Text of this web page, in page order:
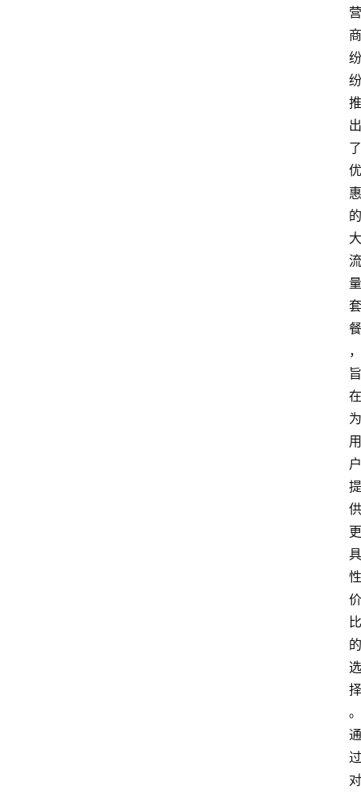
营
商
纷
纷
推
出
了
优
惠
的
大
流
量
套
餐
，
旨
在
为
用
户
提
供
更
具
性
价
比
的
选
择
。
通
过
对